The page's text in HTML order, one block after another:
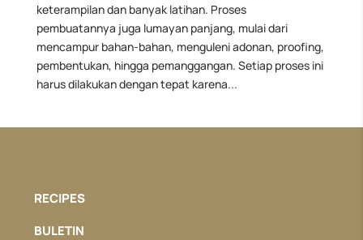
keterampilan dan banyak latihan. Proses
pembuatannya juga lumayan panjang, mulai dari
mencampur bahan-bahan, menguleni adonan, proofing,
pembentukan, hingga pemanggangan. Setiap proses ini
harus dilakukan dengan tepat karena...
RECIPES
BULETIN